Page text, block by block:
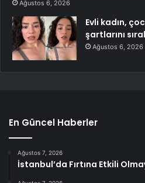
Ağustos 6, 2026
Evli kadın,
şartlarını
Ağustos 6, 2026
En Güncel Haberler
Ağustos 7, 2026
İstanbul’da Fırtına Etkili